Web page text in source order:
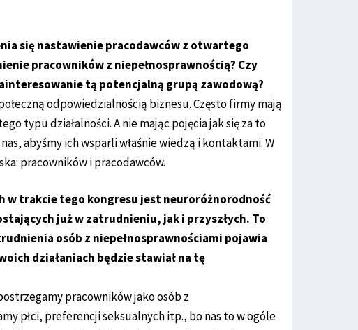
się nastawienie pracodawców z otwartego
pracowników z niepełnosprawnością? Czy
tą potencjalną grupą zawodową?
odpowiedzialnością biznesu. Często firmy mają
typu działalności. A nie mając pojęcia jak się za to
abyśmy ich wsparli właśnie wiedzą i kontaktami. W
pracowników i pracodawców.
w trakcie tego kongresu jest neuroróżnorodność
już w zatrudnieniu, jak i przyszłych. To
osób z niepełnosprawnościami pojawia
działaniach będzie stawiał na tę
pracowników jako osób z
płci, preferencji seksualnych itp., bo nas to w ogóle